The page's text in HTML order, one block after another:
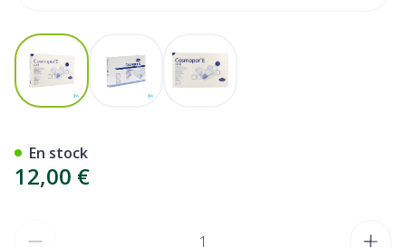
View larger image
12,00 €
En stock